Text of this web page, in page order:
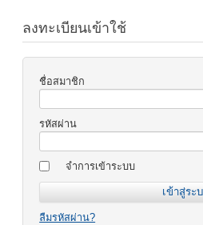
ลงทะเบียนเข้าใช้
ชื่อสมาชิก
รหัสผ่าน
จำการเข้าระบบ
ลืมรหัสผ่าน?